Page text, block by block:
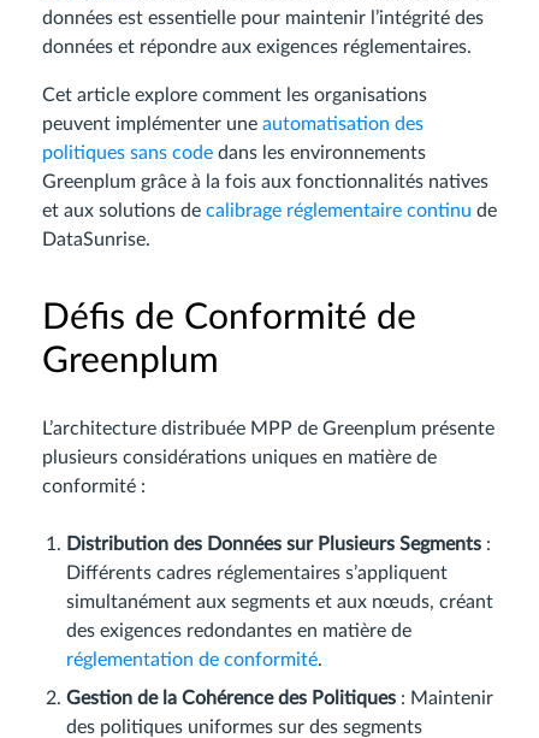
données est essentielle pour maintenir l’intégrité des
données et répondre aux exigences réglementaires.
Cet article explore comment les organisations
peuvent implémenter une automatisation des
politiques sans code dans les environnements
Greenplum grâce à la fois aux fonctionnalités natives
et aux solutions de calibrage réglementaire continu de
DataSunrise.
Défis de Conformité de
Greenplum
L’architecture distribuée MPP de Greenplum présente
plusieurs considérations uniques en matière de
conformité :
Distribution des Données sur Plusieurs Segments :
Différents cadres réglementaires s’appliquent
simultanément aux segments et aux nœuds, créant
des exigences redondantes en matière de
réglementation de conformité.
Gestion de la Cohérence des Politiques : Maintenir
des politiques uniformes sur des segments